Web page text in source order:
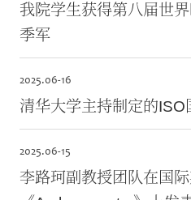
我院学生获得第八届世
季军
2025.06-16
清华大学主持制定的ISO
2025.06-15
李路珂副教授团队在国际